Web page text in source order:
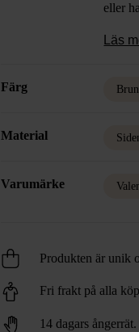
eller
Läs
Färg Brun
Material
Varumärke
Produkten är unik
Fri frakt på alla
14 dagars ångerrät.